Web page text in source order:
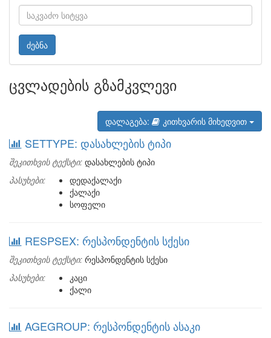
ძებნა
ცვლადების გზამკვლევი
დალაგება: კითხვარის მიხედვით
SETTYPE: დასახლების ტიპი
შეკითხვის ტექსტი: დასახლების ტიპი
პასუხები:
დედაქალაქი
ქალაქი
სოფელი
RESPSEX: რესპონდენტის სქესი
შეკითხვის ტექსტი: რესპონდენტის სქესი
პასუხები:
კაცი
ქალი
AGEGROUP: რესპონდენტის ასაკი